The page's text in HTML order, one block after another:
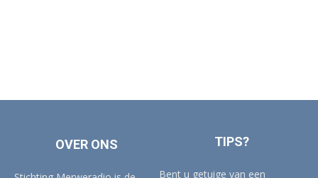
OVER ONS TIPS?
Bent u getuige van een